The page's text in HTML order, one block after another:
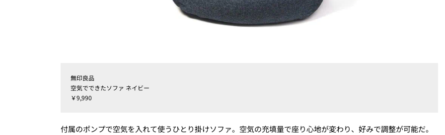
無印良品
空気でできたソファ ネイビー
￥9,990
付属のポンプで空気を入れて使うひとり掛けソファ。空気の充填量で座り心地が変わり、好みで調整が可能だ。